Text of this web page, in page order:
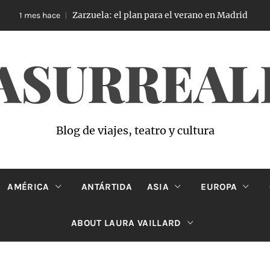
1 mes hace Zarzuela: el plan para el verano en Madrid
Blog de viajes, teatro y cultura
AMÉRICA ANTÁRTIDA ASIA EUROPA
ABOUT LAURA VAILLARD